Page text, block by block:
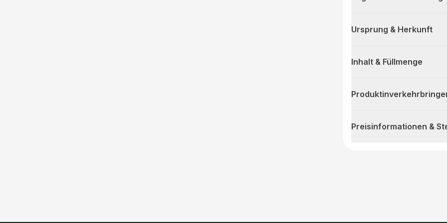
Ursprung & Herkunft
Inhalt & Füllmenge
Preisinformationen &